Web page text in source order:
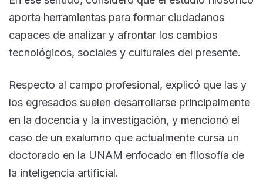
aporta herramientas para formar ciudadanos
capaces de analizar y afrontar los cambios
tecnológicos, sociales y culturales del presente.
Respecto al campo profesional, explicó que las y
los egresados suelen desarrollarse principalmente
en la docencia y la investigación, y mencionó el
caso de un exalumno que actualmente cursa un
doctorado en la UNAM enfocado en filosofía de
la inteligencia artificial.